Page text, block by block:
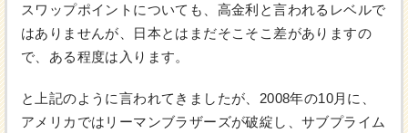
スワップポイントについても、高金利と言われるレベルで
はありませんが、日本とはまだそこそこ差がありますの
で、ある程度は入ります。
と上記のように言われてきましたが、2008年の10月に、
アメリカではリーマンブラザーズが破綻し、サブプライム